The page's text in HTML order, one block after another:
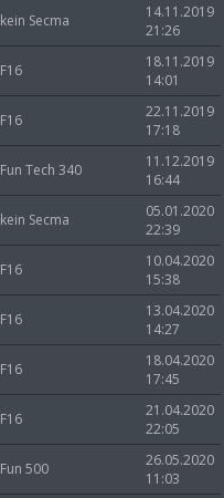
kein Secma
14.11.2019
21:26
F16
18.11.2019
14:01
F16
22.11.2019
17:18
Fun Tech 340
11.12.2019
16:44
kein Secma
05.01.2020
22:39
F16
10.04.2020
15:38
F16
13.04.2020
14:27
F16
18.04.2020
17:45
F16
21.04.2020
22:05
Fun 500
26.05.2020
11:03